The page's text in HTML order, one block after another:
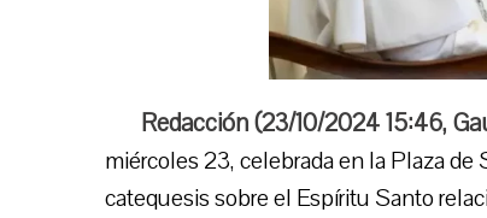
Redacción (23/10/2024 15:46,
miércoles 23, celebrada en la Plaza
catequesis sobre el Espíritu Santo